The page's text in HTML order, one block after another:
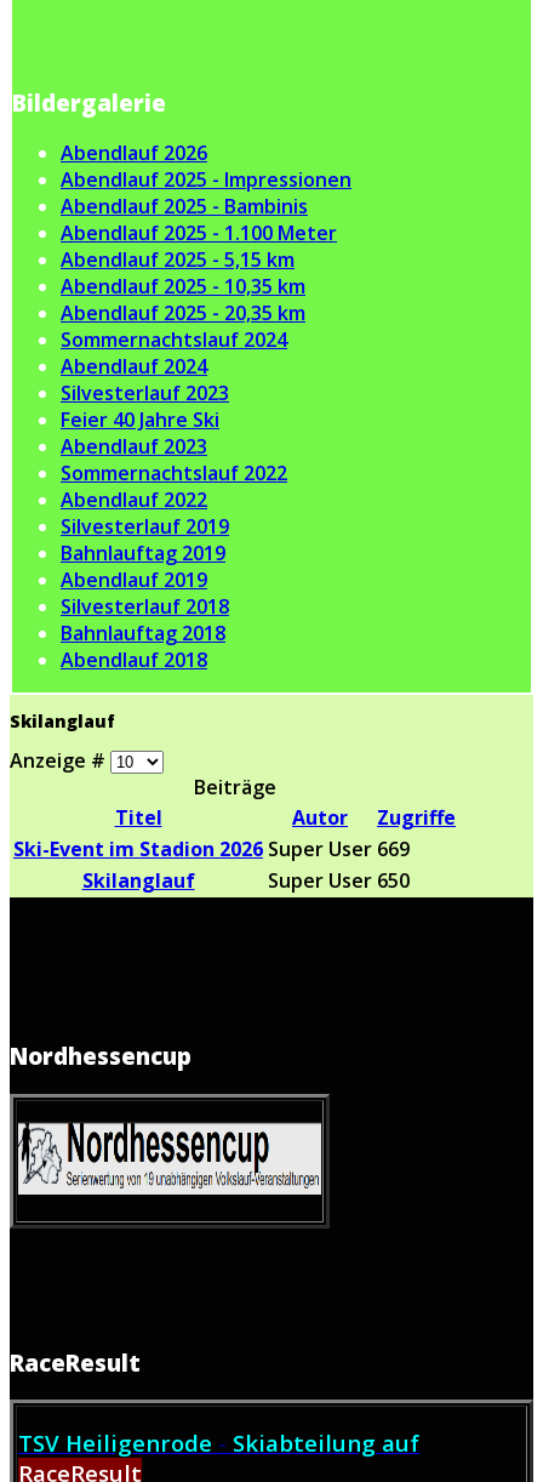
Bildergalerie
Abendlauf 2026
Abendlauf 2025 - Impressionen
Abendlauf 2025 - Bambinis
Abendlauf 2025 - 1.100 Meter
Abendlauf 2025 - 5,15 km
Abendlauf 2025 - 10,35 km
Abendlauf 2025 - 20,35 km
Sommernachtslauf 2024
Abendlauf 2024
Silvesterlauf 2023
Feier 40 Jahre Ski
Abendlauf 2023
Sommernachtslauf 2022
Abendlauf 2022
Silvesterlauf 2019
Bahnlauftag 2019
Abendlauf 2019
Silvesterlauf 2018
Bahnlauftag 2018
Abendlauf 2018
Skilanglauf
Anzeige #
Beiträge
Titel
Autor
Zugriffe
Ski-Event im Stadion 2026 Super User 669
Skilanglauf
Super User 650
Nordhessencup
RaceResult
TSV Heiligenrode - Skiabteilung auf
RaceResult